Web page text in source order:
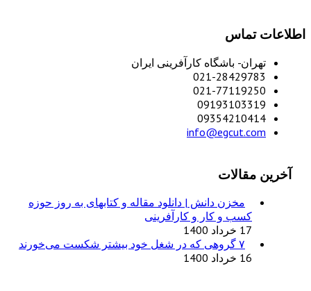
اطلاعات تماس
تهران- باشگاه کارآفرینی ایران
021-28429783
021-77119250
09193103319
09354210414
info@egcut.com
آخرین مقالات
مخزن دانش | دانلود مقاله و کتابهای به روز حوزه
کسب و کار و کارآفرینی
17 خرداد 1400
۷ گروهی که در شغل خود بیشتر شکست می‌خورند
16 خرداد 1400